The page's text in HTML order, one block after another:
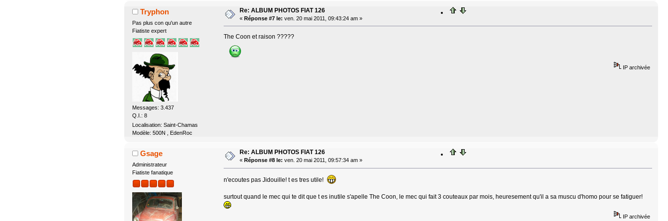
Tryphon
Pas plus con qu'un autre
Fiatiste expert
Messages: 3.437
Q.I.: 8
Localisation: Saint-Chamas
Modèle: 500N , EdenRoc
Re: ALBUM PHOTOS FIAT 126
« Réponse #7 le: ven. 20 mai 2011, 09:43:24 am »
The Coon et raison ?????
IP archivée
Gsage
Administrateur
Fiatiste fanatique
Re: ALBUM PHOTOS FIAT 126
« Réponse #8 le: ven. 20 mai 2011, 09:57:34 am »
n'ecoutes pas Jidouille! t es tres utile!
surtout quand le mec qui te dit que t es inutile s'apelle The Coon, le mec qui fait 3 couteaux par mois, heuresement qu'il a sa muscu d'homo pour se fatiguer!
IP archivée